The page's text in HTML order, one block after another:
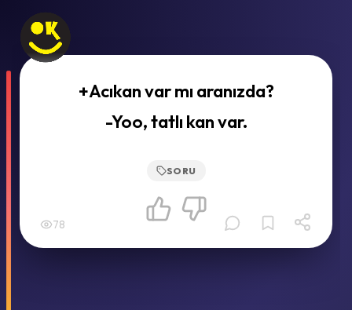
+Acıkan var mı aranızda?
-Yoo, tatlı kan var.
SORU
78